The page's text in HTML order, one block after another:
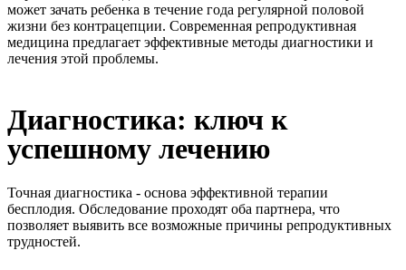
может зачать ребенка в течение года регулярной половой
жизни без контрацепции. Современная репродуктивная
медицина предлагает эффективные методы диагностики и
лечения этой проблемы.
Диагностика: ключ к
успешному лечению
Точная диагностика - основа эффективной терапии
бесплодия. Обследование проходят оба партнера, что
позволяет выявить все возможные причины репродуктивных
трудностей.